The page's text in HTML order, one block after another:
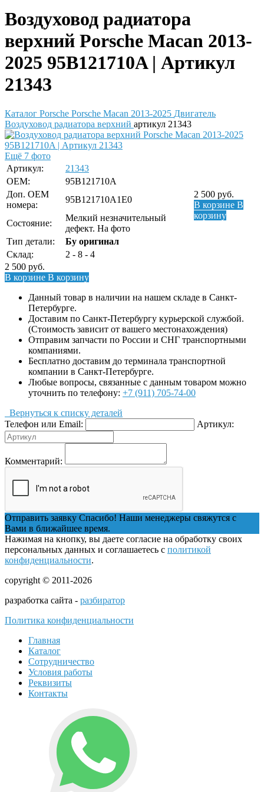
Воздуховод радиатора
верхний Porsche Macan 2013-
2025 95B121710A | Артикул
21343
Каталог Porsche Porsche Macan 2013-2025 Двигатель
Воздуховод радиатора верхний артикул 21343
Ещё 7 фото
Артикул:
21343
2 500 руб.
В корзине В
корзину
OEM:
95B121710A
Доп. ОЕМ
номера:
95B121710A1E0
Состояние:
Мелкий незначительный
дефект. На фото
Тип детали:
Бу оригинал
Склад:
2 - 8 - 4
2 500 руб.
В корзине В корзину
Данный товар в наличии на нашем складе в Санкт-
Петербурге.
Доставим по Санкт-Петербургу курьерской службой.
(Стоимость зависит от вашего местонахождения)
Отправим запчасти по России и СНГ транспортными
компаниями.
Бесплатно доставим до терминала транспортной
компании в Санкт-Петербурге.
Любые вопросы, связанные с данным товаром можно
уточнить по телефону: +7 (911) 705-74-00
Вернуться к списку деталей
Телефон или Email:
Артикул:
Комментарий:
Отправить заявку Спасибо! Наши менеджеры свяжутся с
Вами в ближайшее время.
Нажимая на кнопку, вы даете согласие на обработку своих
персональных данных и соглашаетесь с политикой
конфиденциальности.
copyright © 2011-2026
разработка сайта - разбиратор
Политика конфиденциальности
Главная
Каталог
Сотрудничество
Условия работы
Реквизиты
Контакты